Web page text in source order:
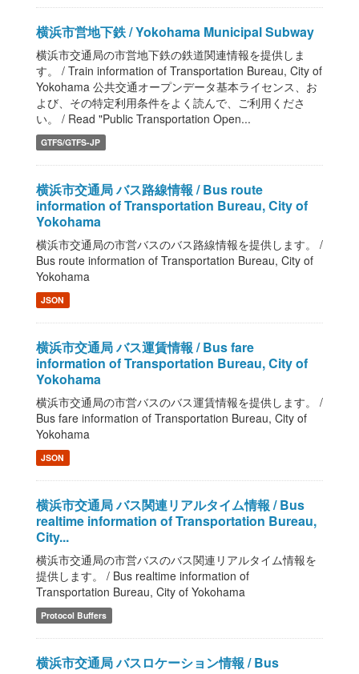
横浜市営地下鉄 / Yokohama Municipal Subway
横浜市交通局の市営地下鉄の鉄道関連情報を提供しま
す。 / Train information of Transportation Bureau, City of
Yokohama 公共交通オープンデータ基本ライセンス、お
よび、その特定利用条件をよく読んで、ご利用くださ
い。 / Read "Public Transportation Open...
GTFS/GTFS-JP
横浜市交通局 バス路線情報 / Bus route
information of Transportation Bureau, City of
Yokohama
横浜市交通局の市営バスのバス路線情報を提供します。 /
Bus route information of Transportation Bureau, City of
Yokohama
JSON
横浜市交通局 バス運賃情報 / Bus fare
information of Transportation Bureau, City of
Yokohama
横浜市交通局の市営バスのバス運賃情報を提供します。 /
Bus fare information of Transportation Bureau, City of
Yokohama
JSON
横浜市交通局 バス関連リアルタイム情報 / Bus
realtime information of Transportation Bureau,
City...
横浜市交通局の市営バスのバス関連リアルタイム情報を
提供します。 / Bus realtime information of
Transportation Bureau, City of Yokohama
Protocol Buffers
横浜市交通局 バスロケーション情報 / Bus